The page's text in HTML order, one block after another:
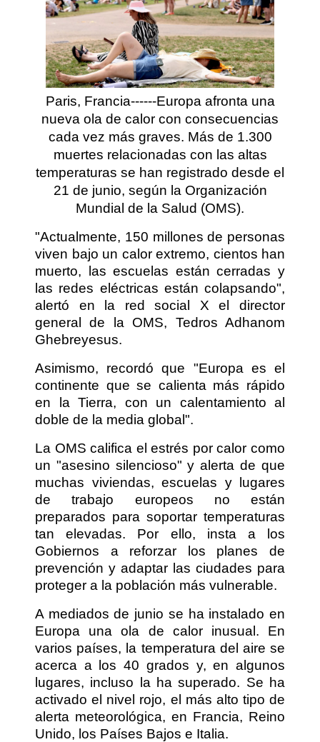
Paris, Francia------Europa afronta una
nueva ola de calor con consecuencias
cada vez más graves. Más de 1.300
muertes relacionadas con las altas
temperaturas se han registrado desde el
21 de junio, según la Organización
Mundial de la Salud (OMS).
"Actualmente, 150 millones de personas
viven bajo un calor extremo, cientos han
muerto, las escuelas están cerradas y
las redes eléctricas están colapsando",
alertó en la red social X el director
general de la OMS, Tedros Adhanom
Ghebreyesus.
Asimismo, recordó que "Europa es el
continente que se calienta más rápido
en la Tierra, con un calentamiento al
doble de la media global".
La OMS califica el estrés por calor como
un "asesino silencioso" y alerta de que
muchas viviendas, escuelas y lugares
de trabajo europeos no están
preparados para soportar temperaturas
tan elevadas. Por ello, insta a los
Gobiernos a reforzar los planes de
prevención y adaptar las ciudades para
proteger a la población más vulnerable.
A mediados de junio se ha instalado en
Europa una ola de calor inusual. En
varios países, la temperatura del aire se
acerca a los 40 grados y, en algunos
lugares, incluso la ha superado. Se ha
activado el nivel rojo, el más alto tipo de
alerta meteorológica, en Francia, Reino
Unido, los Países Bajos e Italia.